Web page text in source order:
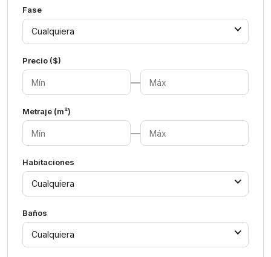
Fase
Cualquiera
Precio ($)
—
Metraje (m²)
—
Habitaciones
Cualquiera
Baños
Cualquiera